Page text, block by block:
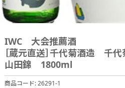
IWC 大会推薦酒
［蔵元直送］千代菊酒造 千
山田錦 1800ml
商品コード:26291-1